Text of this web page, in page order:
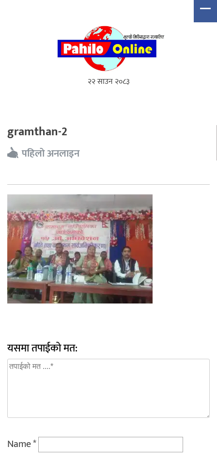
२२ साउन २०८३
gramthan-2
पहिलो अनलाइन
यसमा तपाईको मत:
Name*